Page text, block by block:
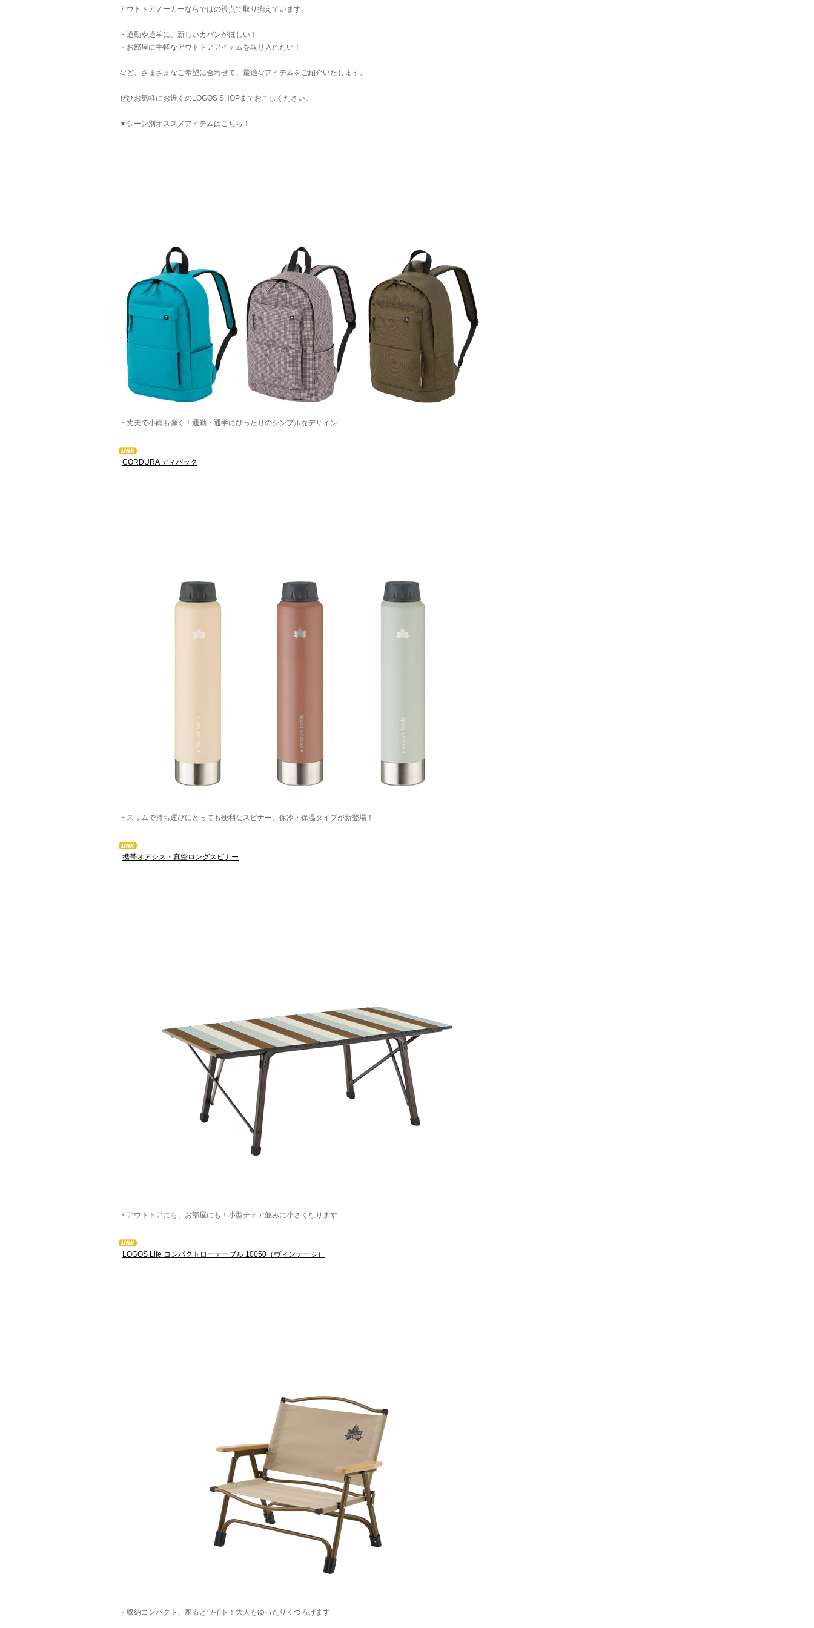
アウトドアメーカーならではの視点で取り揃えています。
・通勤や通学に、新しいカバンがほしい！
・お部屋に手軽なアウトドアアイテムを取り入れたい！
など、さまざまなご希望に合わせて、最適なアイテムをご紹介いたします。
ぜひお気軽にお近くのLOGOS SHOPまでおこしください。
▼シーン別オススメアイテムはこちら！
・丈夫で小雨も弾く！通勤・通学にぴったりのシンプルなデザイン
CORDURA ディパック
・スリムで持ち運びにとっても便利なスピナー、保冷・保温タイプが新登場！
携帯オアシス・真空ロングスピナー
・アウトドアにも、お部屋にも！小型チェア並みに小さくなります
LOGOS Life コンパクトローテーブル 10050（ヴィンテージ）
・収納コンパクト、座るとワイド！大人もゆったりくつろげます